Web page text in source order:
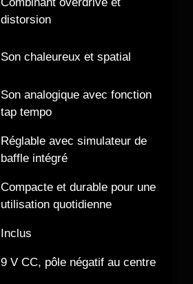
distorsion
Son chaleureux et spatial
Son analogique avec fonction
tap tempo
Réglable avec simulateur de
baffle intégré
Compacte et durable pour une
utilisation quotidienne
Inclus
9 V CC, pôle négatif au centre